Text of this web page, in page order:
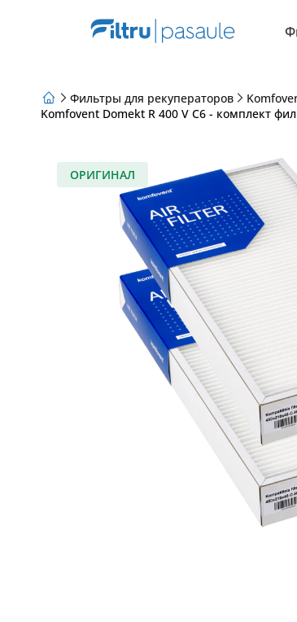
Фильтры для рекуператоров
Komfovent Domekt R 400 V C6 - комплект
ОРИГИНАЛ